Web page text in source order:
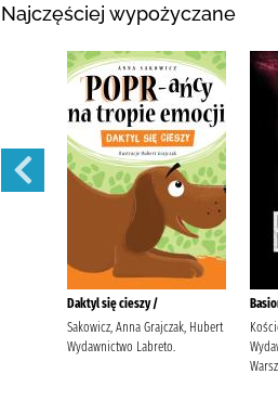
Najczęściej wypożyczane
Daktyl się cieszy /
Sakowicz, Anna Grajczak, Hubert
Wydawnictwo Labreto.